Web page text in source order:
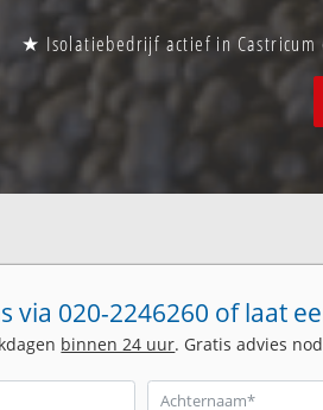
★ Isolatiebedrijf actief in Castricum
via 020-2246260 of laat
binnen 24 uur. Gratis advies